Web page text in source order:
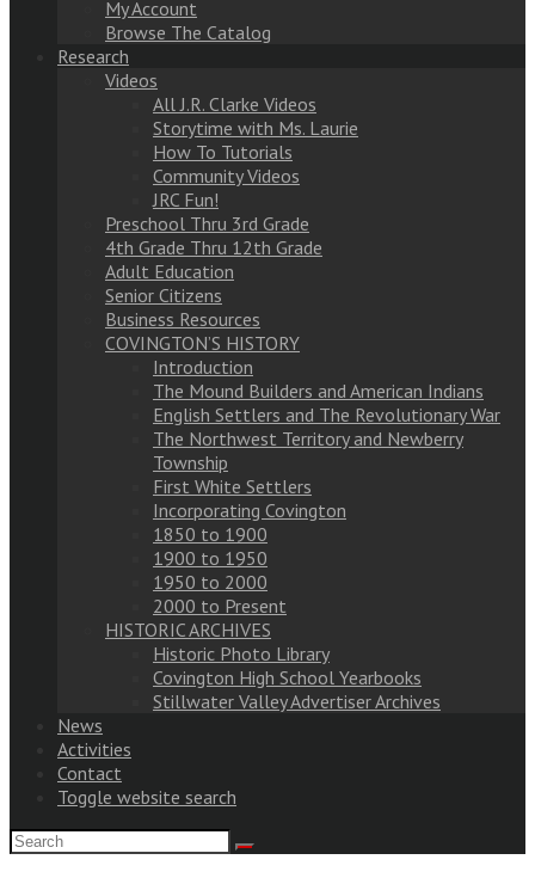
My Account
Browse The Catalog
Research
Videos
All J.R. Clarke Videos
Storytime with Ms. Laurie
How To Tutorials
Community Videos
JRC Fun!
Preschool Thru 3rd Grade
4th Grade Thru 12th Grade
Adult Education
Senior Citizens
Business Resources
COVINGTON’S HISTORY
Introduction
The Mound Builders and American Indians
English Settlers and The Revolutionary War
The Northwest Territory and Newberry
Township
First White Settlers
Incorporating Covington
1850 to 1900
1900 to 1950
1950 to 2000
2000 to Present
HISTORIC ARCHIVES
Historic Photo Library
Covington High School Yearbooks
Stillwater Valley Advertiser Archives
News
Activities
Contact
Toggle website search